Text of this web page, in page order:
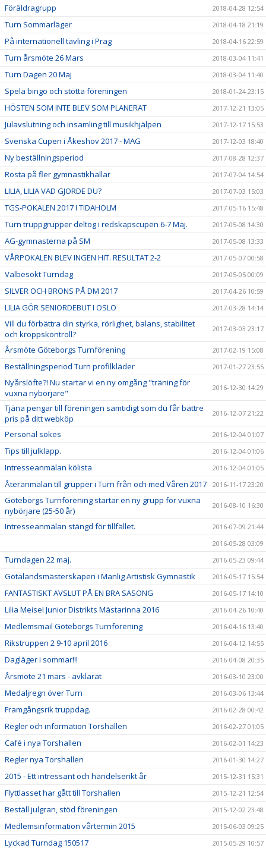
Föräldragrupp 2018-04-28 12:54
Turn Sommarläger 2018-04-18 21:19
På internationell tävling i Prag 2018-04-16 22:59
Turn årsmöte 26 Mars 2018-03-04 11:41
Turn Dagen 20 Maj 2018-03-04 11:40
Spela bingo och stötta föreningen 2018-01-24 23:15
HÖSTEN SOM INTE BLEV SOM PLANERAT 2017-12-21 13:05
Julavslutning och insamling till musikhjälpen 2017-12-17 15:53
Svenska Cupen i Åkeshov 2017 - MAG 2017-12-03 18:40
Ny beställningsperiod 2017-08-28 12:37
Rösta på fler gymnastikhallar 2017-07-04 14:54
LILIA, LILIA VAD GJORDE DU? 2017-07-03 15:03
TGS-POKALEN 2017 I TIDAHOLM 2017-05-16 15:48
Turn truppgrupper deltog i redskapscupen 6-7 Maj. 2017-05-08 14:30
AG-gymnasterna på SM 2017-05-08 13:33
VÅRPOKALEN BLEV INGEN HIT. RESULTAT 2-2 2017-05-07 00:58
Välbesökt Turndag 2017-05-05 00:09
SILVER OCH BRONS PÅ DM 2017 2017-04-26 10:59
LILIA GÖR SENIORDEBUT I OSLO 2017-03-28 14:14
Vill du förbättra din styrka, rörlighet, balans, stabilitet
och kroppskontroll?
2017-03-03 23:17
Årsmöte Göteborgs Turnförening 2017-02-19 15:08
Beställningsperiod Turn profilkläder 2017-01-27 23:55
Nyårslöfte?! Nu startar vi en ny omgång "träning för
vuxna nybörjare"
2016-12-30 14:29
Tjäna pengar till föreningen samtidigt som du får bättre
pris på ditt webköp
2016-12-07 21:22
Personal sökes 2016-12-04 01:07
Tips till julklapp. 2016-12-04 01:06
Intresseanmälan kölista 2016-12-04 01:05
Återanmälan till grupper i Turn från och med Våren 2017 2016-11-17 23:20
Göteborgs Turnförening startar en ny grupp för vuxna
nybörjare (25-50 år)
2016-08-10 16:30
Intresseanmälan stängd för tillfället.
2016-07-09 21:44
2016-05-28 03:09
Turndagen 22 maj. 2016-05-23 09:44
Götalandsmästerskapen i Manlig Artistisk Gymnastik 2016-05-17 15:54
FANTASTISKT AVSLUT PÅ EN BRA SÄSONG 2016-05-17 14:10
Lilia Meisel Junior Distrikts Mästarinna 2016 2016-04-26 10:40
Medlemsmail Göteborgs Turnförening 2016-04-16 13:40
Rikstruppen 2 9-10 april 2016 2016-04-12 14:55
Dagläger i sommar!!! 2016-04-08 20:35
Årsmöte 21 mars - avklarat 2016-03-10 23:00
Medaljregn över Turn 2016-03-06 13:44
Framgångsrik truppdag. 2016-02-28 00:42
Regler och information Torshallen 2016-02-27 01:05
Café i nya Torshallen 2016-02-01 14:23
Regler nya Torshallen 2016-01-30 14:27
2015 - Ett intressant och händelserikt år 2015-12-31 15:31
Flyttlasset har gått till Torshallen 2015-12-21 12:54
Beställ julgran, stöd föreningen 2015-12-02 23:48
Medlemsinformation vårtermin 2015 2015-06-03 09:25
Lyckad Turndag 150517 2015-05-29 10:57